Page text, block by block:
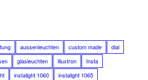
aussenleuchten custom made
dial
glasleuchten Illuxtron
Insta
instalight 1060
instalight 1065